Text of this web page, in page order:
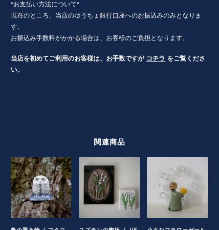
*お支払い方法について*
現在のところ、当店のゆうちょ銀行口座へのお振込みのみとなりま
す。
お振込み手数料がかかる場合は、お客様のご負担となります。
当店を初めてご利用のお客様は、お手数ですが コチラ をご覧くださ
い。
関連商品